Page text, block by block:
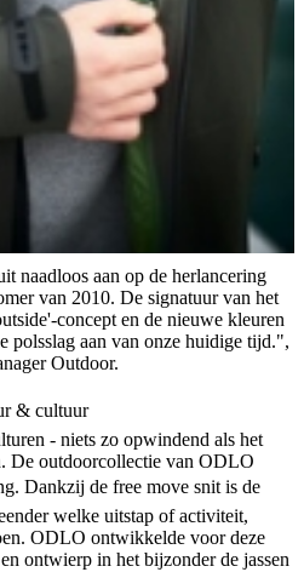
naadloos aan op de herlancering
van 2010. De signatuur van het
concept en de nieuwe kleuren
polsslag aan van onze huidige tijd.",
Outdoor.
& cultuur
- niets zo opwindend als het
De outdoorcollectie van ODLO
Dankzij de free move snit is de
welke uitstap of activiteit,
ODLO ontwikkelde voor deze
ontwierp in het bijzonder de jassen